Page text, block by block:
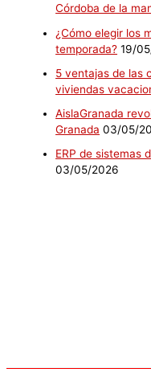
Córdoba de la
¿Cómo elegir los
temporada? 19/
5 ventajas de las
viviendas
AislaGranada
Granada 03/05/
ERP de sistemas
03/05/2026